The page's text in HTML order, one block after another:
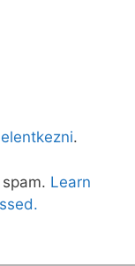
.
Learn